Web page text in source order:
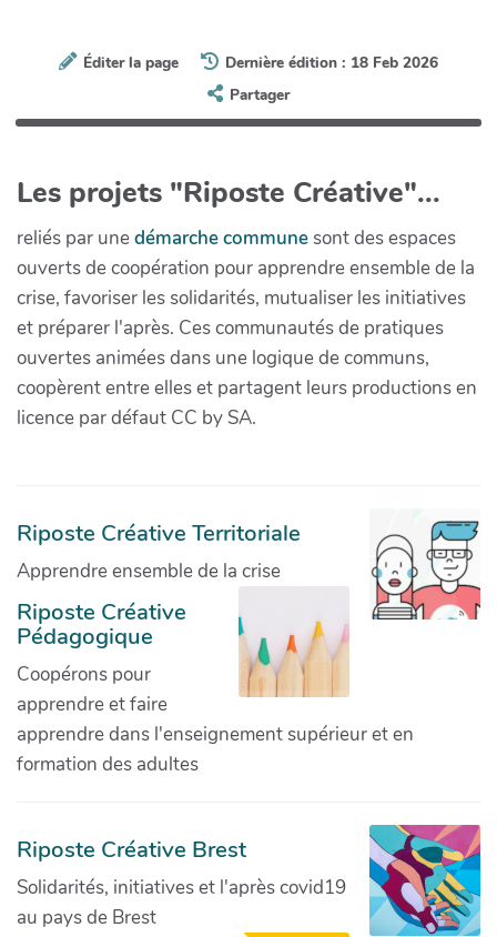
Éditer la page
Dernière édition : 18 Feb 2026
Partager
Les projets "Riposte Créative"...
reliés par unedémarche communesont des espaces
ouverts de coopération pour apprendre ensemble de la
crise, favoriser les solidarités, mutualiser les initiatives
et préparer l'après. Ces communautés de pratiques
ouvertes animées dans une logique de communs,
coopèrent entre elles et partagent leurs productions en
licence par défaut CC by SA.
Riposte Créative Territoriale
Apprendre ensemble de la crise
Riposte Créative
Pédagogique
Coopérons pour
apprendre et faire
apprendre dans l'enseignement supérieur et en
formation des adultes
Riposte Créative Brest
Solidarités, initiatives et l'après covid19
au pays de Brest